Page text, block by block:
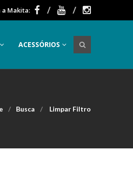
a Makita:
ACESSÓRIOS
Busca Limpar Filtro